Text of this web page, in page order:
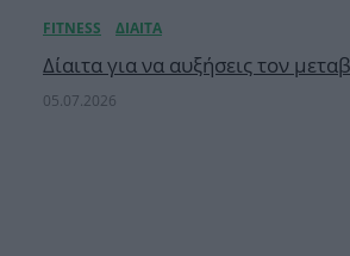
Δίαιτα για να αυξήσεις τον
05.07.2026